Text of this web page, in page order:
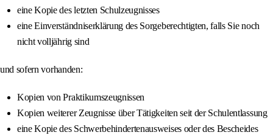
eine Kopie des letzten Schulzeugnisses
eine Einverständniserklärung des Sorgeberechtigten, falls Sie noch
nicht volljährig sind
und sofern vorhanden:
Kopien von Praktikumszeugnissen
Kopien weiterer Zeugnisse über Tätigkeiten seit der Schulentlassung
eine Kopie des Schwerbehindertenausweises oder des Bescheides